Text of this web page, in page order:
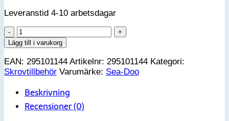
Leveranstid 4-10 arbetsdagar
Sea-
Doo
-
Spark
mängd
Lägg till i varukorg
EAN: 295101144 Artikelnr: 295101144 Kategori:
Skrovtillbehör Varumärke: Sea-Doo
Beskrivning
Recensioner (0)